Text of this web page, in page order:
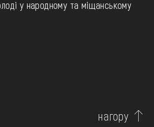
у народному та міщанському
нагору